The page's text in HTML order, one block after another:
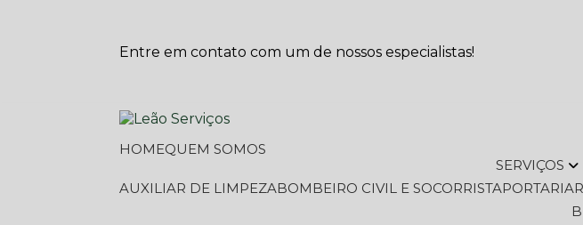
Entre em contato com um de nossos especialistas!
HOME
QUEM SOMOS
SERVIÇOS
AUXILIAR DE LIMPEZA
BOMBEIRO CIVIL E SOCORRISTA PORTARIA